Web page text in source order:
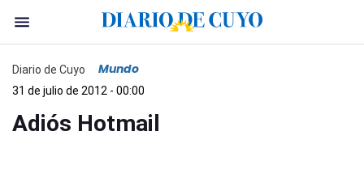
Diario de Cuyo Mundo
31 de julio de 2012 - 00:00
Adiós Hotmail